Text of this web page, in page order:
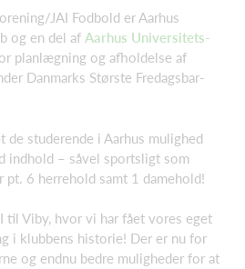
JAI Fodbold er Aarhus
og en del af Aarhus Universitets-
planlægning og afholdelse af
Danmarks Største Fredagsbar-
de studerende i Aarhus mulighed
indhold – såvel sportsligt som
pt. 6 herrehold samt 1 damehold!
til Viby, hvor vi har fået vores eget
i klubbens historie! Der er nu for
og endnu bedre muligheder for at